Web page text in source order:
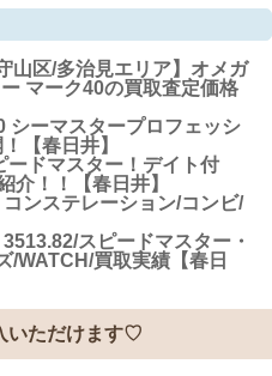
山区/多治見エリア】オメガ
マーク40の買取査定価格
シーマスタープロフェッシ
【春日井】
ードマスター！デイト付
介！！【春日井】
ンステレーション/コンビ/
スピードマスター・
/WATCH/買取実績【春日
いただけます♡